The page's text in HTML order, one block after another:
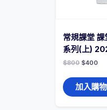
常規課堂
系列(上)
$800 $400
加入購